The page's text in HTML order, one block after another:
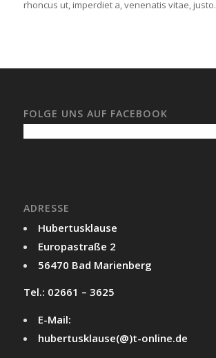
rhoncus ut, imperdiet a, venenatis vitae, justo.
FOLGE UNS AUF FACEBOOK
ADRESSE
Hubertusklause
Europastraße 2
56470 Bad Marienberg
Tel.: 02661 – 3625
E-Mail:
hubertusklause(@)t-online.de